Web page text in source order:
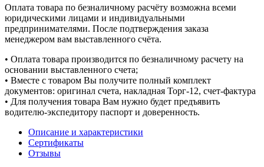
Оплата товара по безналичному расчёту возможна всеми
юридическими лицами и индивидуальными
предпринимателями. После подтверждения заказа
менеджером вам выставленного счёта.
• Оплата товара производится по безналичному расчету на
основании выставленного счета;
• Вместе с товаром Вы получите полный комплект
документов: оригинал счета, накладная Торг-12, счет-фактура
• Для получения товара Вам нужно будет предъявить
водителю-экспедитору паспорт и доверенность.
Описание и характеристики
Сертификаты
Отзывы